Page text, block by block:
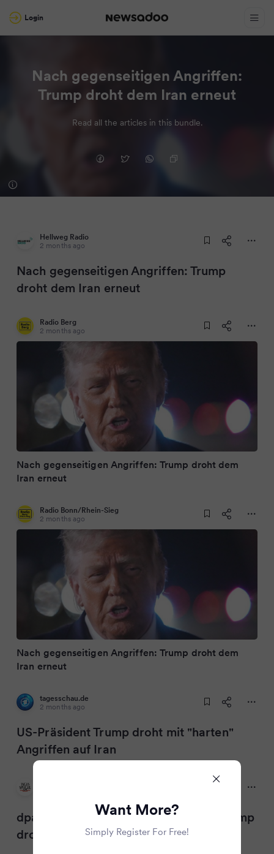
Login
Nach gegenseitigen Angriffen:
Trump droht dem Iran erneut
Read all the articles in this bundle.
Hellweg Radio
2 months ago
Nach gegenseitigen Angriffen: Trump
droht dem Iran erneut
Radio Berg
2 months ago
Nach gegenseitigen Angriffen: Trump droht dem
Iran erneut
Radio Bonn/Rhein-Sieg
2 months ago
Nach gegenseitigen Angriffen: Trump droht dem
Iran erneut
tagesschau.de
2 months ago
US-Präsident Trump droht mit "harten"
Angriffen auf Iran
dpa: Nach gegenseitigen Angriffen: Trump
droht dem Iran erneut
Want More?
Simply Register For Free!